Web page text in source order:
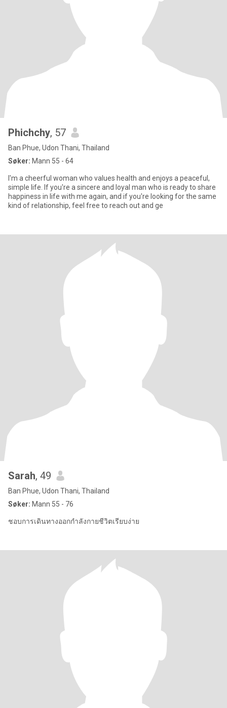
Phichchy, 57
Ban Phue, Udon Thani, Thailand
Søker: Mann 55 - 64
I'm a cheerful woman who values health and enjoys a peaceful,
simple life. If you're a sincere and loyal man who is ready to share
happiness in life with me again, and if you're looking for the same
kind of relationship, feel free to reach out and ge
Sarah, 49
Ban Phue, Udon Thani, Thailand
Søker: Mann 55 - 76
ชอบการเดินทางออกกำลังกายชีวิตเรียบง่าย